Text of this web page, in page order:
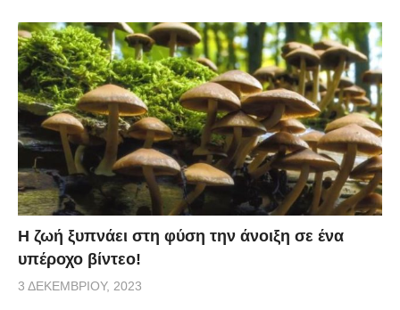
Η ζωή ξυπνάει στη φύση την άνοιξη σε ένα
υπέροχο βίντεο!
3 ΔΕΚΕΜΒΡΊΟΥ, 2023